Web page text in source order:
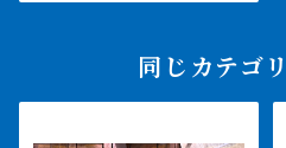
同じカテゴ